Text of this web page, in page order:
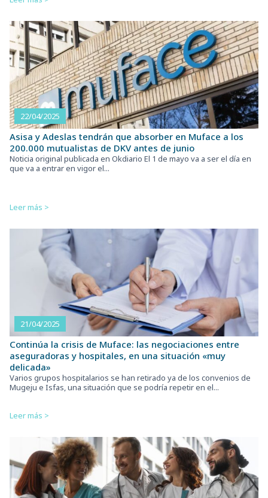
22/04/2025
Asisa y Adeslas tendrán que absorber en Muface a los
200.000 mutualistas de DKV antes de junio
Noticia original publicada en Okdiario El 1 de mayo va a ser el día en
que va a entrar en vigor el...
Leer más >
21/04/2025
Continúa la crisis de Muface: las negociaciones entre
aseguradoras y hospitales, en una situación «muy
delicada»
Varios grupos hospitalarios se han retirado ya de los convenios de
Mugeju e Isfas, una situación que se podría repetir en el...
Leer más >